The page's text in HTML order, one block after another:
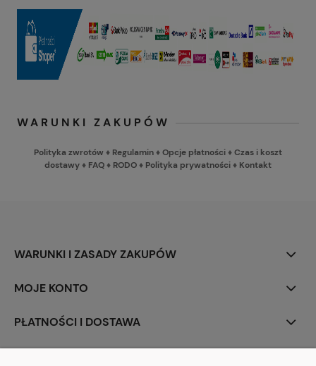
WARUNKI ZAKUPÓW
Polityka zwrotów ♦ Regulamin♦Opcje płatności♦Czas i koszt
dostawy♦ FAQ♦ RODO♦ Polityka prywatności♦ Kontakt
WARUNKI I ZASADY ZAKUPÓW
MOJE KONTO
PŁATNOŚCI I DOSTAWA